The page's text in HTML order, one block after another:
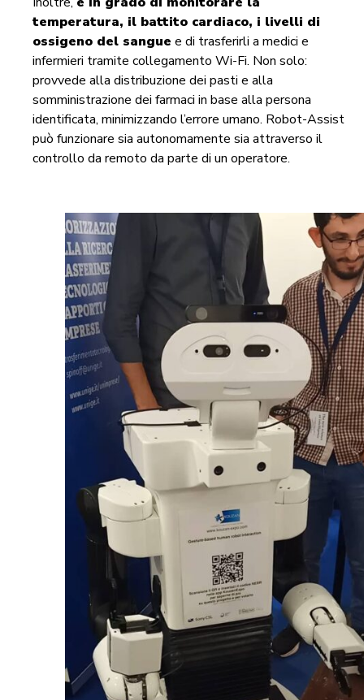
temperatura, il battito cardiaco, i livelli di
ossigeno del sangue e di trasferirli a medici e
infermieri tramite collegamento Wi-Fi. Non solo:
provvede alla distribuzione dei pasti e alla
somministrazione dei farmaci in base alla persona
identificata, minimizzando l’errore umano. Robot-Assist
può funzionare sia autonomamente sia attraverso il
controllo da remoto da parte di un operatore.